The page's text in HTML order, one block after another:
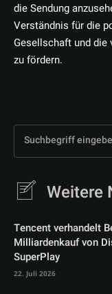
die Sendung
Verständnis für die
Gesellschaft und
zu fördern.
Suchbegriff
Weitere
Tencent verhandelt
Milliardenkauf von
SuperPlay
22. Juli 2026